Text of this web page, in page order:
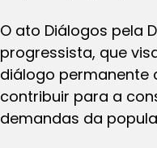
O ato Diálogos pela
progressista, que
diálogo permanente
contribuir para a
demandas da